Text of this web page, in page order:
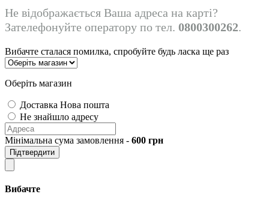
Не відображається Ваша адреса на карті?
Зателефонуйте оператору по тел. 0800300262.
Вибачте сталася помилка, спробуйте будь ласка ще раз
Оберіть магазин
Доставка Нова пошта
Не знайшло адресу
Мінімальна сума замовлення - 600 грн
Підтвердити
Вибачте